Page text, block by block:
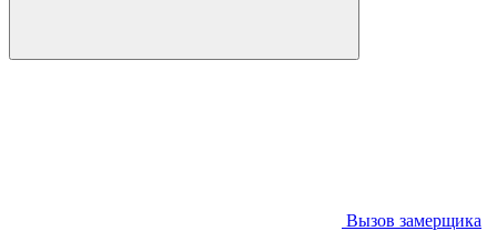
Вызов замерщика